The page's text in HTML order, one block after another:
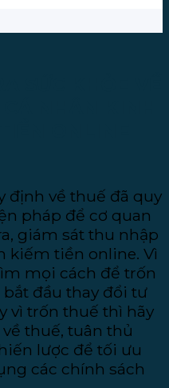
định về thuế đã quy
pháp để cơ quan
giám sát thu nhập
kiếm tiền online. Vì
mọi cách để trốn
đầu thay đổi tư
vì trốn thuế thì hãy
thuế, tuân thủ
lược để tối ưu
các chính sách